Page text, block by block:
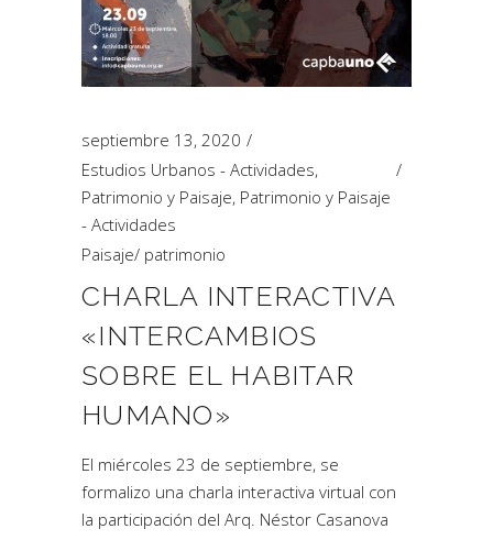
septiembre 13, 2020
Estudios Urbanos - Actividades,
Patrimonio y Paisaje, Patrimonio y Paisaje
- Actividades
Paisaje/ patrimonio
CHARLA INTERACTIVA
«INTERCAMBIOS
SOBRE EL HABITAR
HUMANO»
El miércoles 23 de septiembre, se
formalizo una charla interactiva virtual con
la participación del Arq. Néstor Casanova